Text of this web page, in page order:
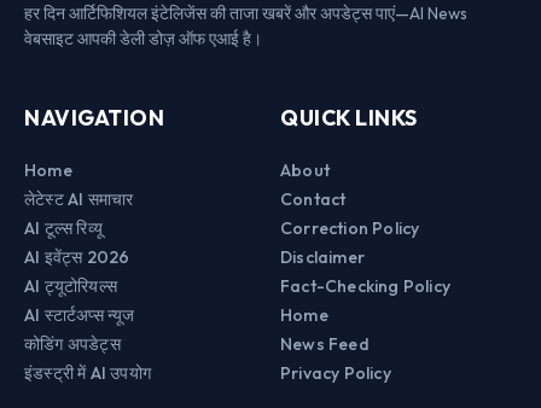
हर दिन आर्टिफिशियल इंटेलिजेंस की ताजा खबरें और अपडेट्स पाएं—AI News
वेबसाइट आपकी डेली डोज़ ऑफ एआई है।
NAVIGATION
Home
लेटेस्ट AI समाचार
AI टूल्स रिव्यू
AI इवेंट्स 2026
AI ट्यूटोरियल्स
AI स्टार्टअप्स न्यूज
कोडिंग अपडेट्स
इंडस्ट्री में AI उपयोग
QUICK LINKS
About
Contact
Correction Policy
Disclaimer
Fact-Checking Policy
Home
News Feed
Privacy Policy